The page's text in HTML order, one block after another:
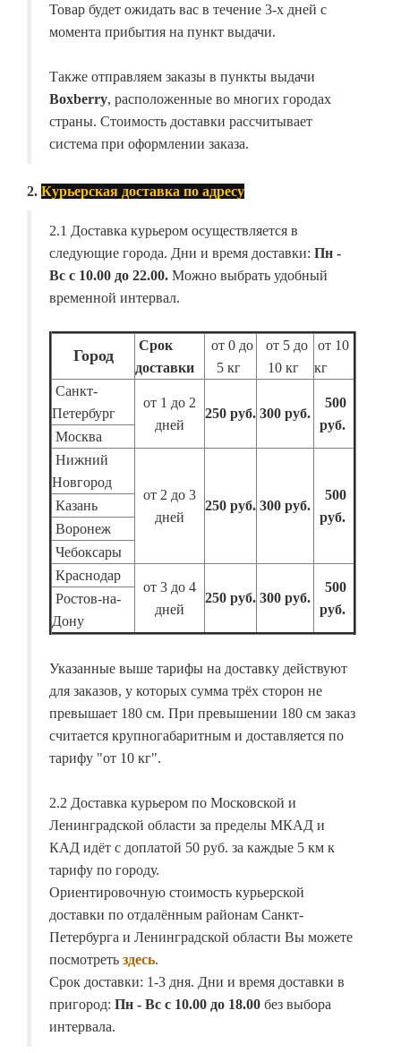
Товар будет ожидать вас в течение 3-х дней с
момента прибытия на пункт выдачи.
Также отправляем заказы в пункты выдачи
Boxberry, расположенные во многих городах
страны. Стоимость доставки рассчитывает
система при оформлении заказа.
2. Курьерская доставка по адресу
2.1 Доставка курьером осуществляется в
следующие города. Дни и время доставки: Пн -
Вс с 10.00 до 22.00. Можно выбрать удобный
временной интервал.
Город
Срок
доставки
от 0 до
5 кг
от 5 до
10 кг
от 10
кг
Санкт-
Петербург
от 1 до 2
дней
250 руб. 300 руб.
500
руб.
Москва
Нижний
Новгород
от 2 до 3
дней
250 руб. 300 руб.
500
руб.
Казань
Воронеж
Чебоксары
Краснодар
от 3 до 4
дней
250 руб. 300 руб.
500
руб.
Ростов-на-
Дону
Указанные выше тарифы на доставку действуют
для заказов, у которых сумма трёх сторон не
превышает 180 см. При превышении 180 см заказ
считается крупногабаритным и доставляется по
тарифу "от 10 кг".
2.2 Доставка курьером по Московской и
Ленинградской области за пределы МКАД и
КАД идёт с доплатой 50 руб. за каждые 5 км к
тарифу по городу.
Ориентировочную стоимость курьерской
доставки по отдалённым районам Санкт-
Петербурга и Ленинградской области Вы можете
посмотреть здесь.
Срок доставки: 1-3 дня. Дни и время доставки в
пригород: Пн - Вс с 10.00 до 18.00 без выбора
интервала.